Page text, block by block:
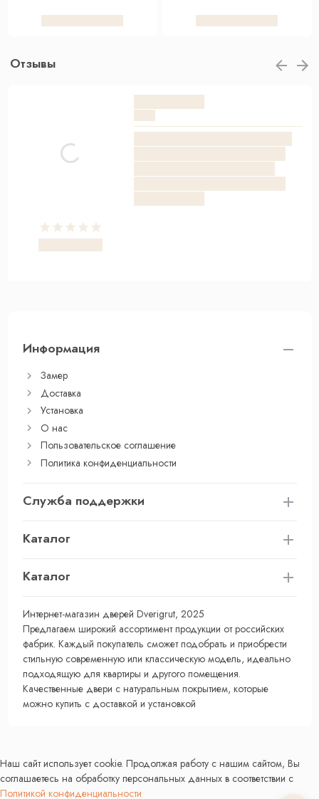
Отзывы
Информация
Замер
Доставка
Установка
О нас
Пользовательское соглашение
Политика конфиденциальности
Служба поддержки
Каталог
Каталог
Интернет-магазин дверей Dverigrut, 2025
Предлагаем широкий ассортимент продукции от российских
фабрик. Каждый покупатель сможет подобрать и приобрести
стильную современную или классическую модель, идеально
подходящую для квартиры и другого помещения.
Качественные двери с натуральным покрытием, которые
можно купить с доставкой и установкой
Наш сайт использует cookie. Продолжая работу с нашим сайтом, Вы
соглашаетесь на обработку персональных данных в соответствии с
Политикой конфиденциальности